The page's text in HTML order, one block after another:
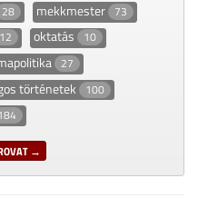
28 mekkmester 73
12 oktatás 10
27
történetek 100
→